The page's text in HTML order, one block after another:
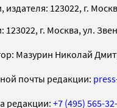
123022, г.
г. Москва, ул.
Мазурин Николай
почты редакции:
редакции: +7 (495) 565-